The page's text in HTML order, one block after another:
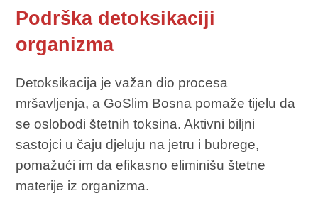
Podrška detoksikaciji
organizma
Detoksikacija je važan dio procesa
mršavljenja, a GoSlim Bosna pomaže tijelu da
se oslobodi štetnih toksina. Aktivni biljni
sastojci u čaju djeluju na jetru i bubrege,
pomažući im da efikasno eliminišu štetne
materije iz organizma.